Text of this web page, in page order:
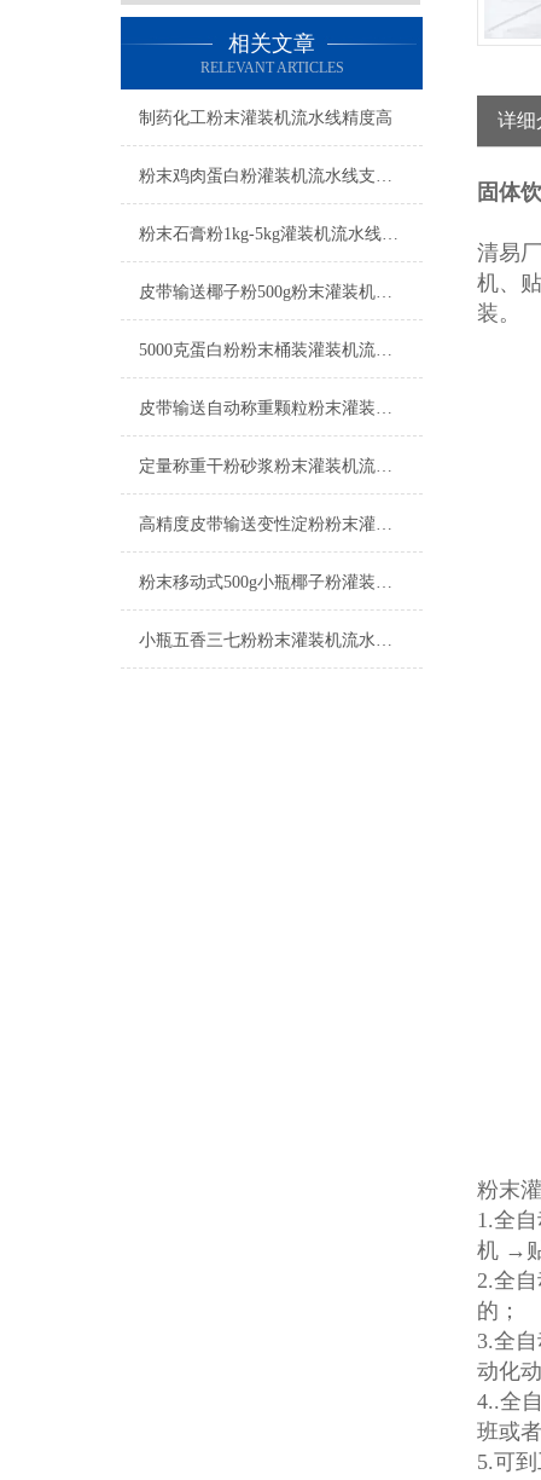
相关文章
RELEVANT ARTICLES
制药化工粉末灌装机流水线精度高
粉末鸡肉蛋白粉灌装机流水线支持定制
粉末石膏粉1kg-5kg灌装机流水线工厂生产
皮带输送椰子粉500g粉末灌装机流水线
5000克蛋白粉粉末桶装灌装机流水线简介
皮带输送自动称重颗粒粉末灌装机流水线
定量称重干粉砂浆粉末灌装机流水线简介
高精度皮带输送变性淀粉粉末灌装机流水线
粉末移动式500g小瓶椰子粉灌装机流水线参数
小瓶五香三七粉粉末灌装机流水线产品简介
详细
固体
清易
机、
装。
粉末
1.全
机 →
2.全
的；
3.全
动化
4..全
班或
5.可